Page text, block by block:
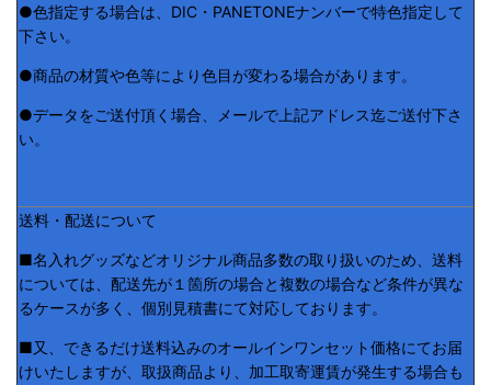
●色指定する場合は、DIC・PANETONEナンバーで特色指定して
下さい。
●商品の材質や色等により色目が変わる場合があります。
●データをご送付頂く場合、メールで上記アドレス迄ご送付下さ
い。
送料・配送について
■名入れグッズなどオリジナル商品多数の取り扱いのため、送料
については、配送先が１箇所の場合と複数の場合など条件が異な
るケースが多く、個別見積書にて対応しております。
■又、できるだけ送料込みのオールインワンセット価格にてお届
けいたしますが、取扱商品より、加工取寄運賃が発生する場合も